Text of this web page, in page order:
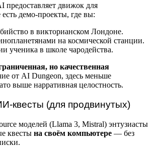
движок для
демо-проекты, где вы:
в викторианском Лондоне.
на космической станции.
ученика в школе чародейства.
но качественная
от AI Dungeon, здесь меньше
выше нарративная целостность.
квесты (для продвинутых)
моделей (Llama 3, Mistral) энтузиасты
квесты на своём компьютере — без